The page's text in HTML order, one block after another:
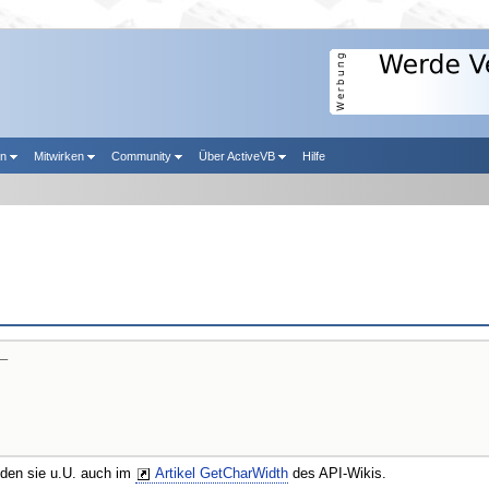
Mitwirken Community Über ActiveVB Hilfe
sie u.U. auch im Artikel GetCharWidthdes API-Wikis.